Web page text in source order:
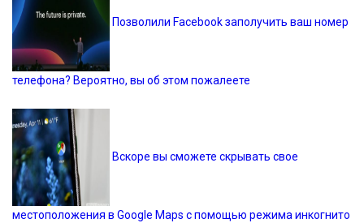
Позволили Facebook заполучить ваш номер
телефона? Вероятно, вы об этом пожалеете
Вскоре вы сможете скрывать свое
местоположения в Google Maps с помощью режима инкогнито